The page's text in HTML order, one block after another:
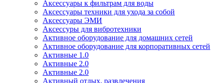
Аксессуары к фильтрам для воды
Аксессуары техники для ухода за собой
Аксессуары ЭМИ
Аксессуры для вибротехники
Активное оборудование для домашних сетей
Активное оборудование для корпоративных сетей
Активные 1.0
Активные 2.0
Активные 2.0
Активный отдых, развлечения